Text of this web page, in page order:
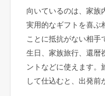
向いているのは、家族
実用的なギフトを喜ぶ
ことに抵抗がない相手
生日、家族旅行、還暦
ントなどに使えます。
して仕込むと、出発前